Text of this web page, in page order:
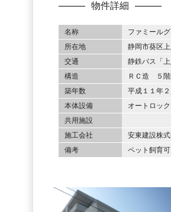
物件詳細
名称 ファミール
所在地
静岡市葵区
交通
静鉄バス「
構造
ＲＣ造 ５階
築年数
平成１１年２
本体設備
オートロッ
共用施設
施工会社
安東建設株
備考
ペット飼育可